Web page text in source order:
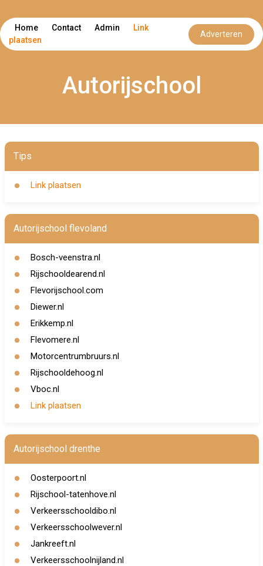
Home Contact Admin
Link
plaatsen
Adverteren
Autorijschool
Tips
Link plaatsen
Autorijschool flevoland
Bosch-veenstra.nl
Rijschooldearend.nl
Flevorijschool.com
Diewer.nl
Erikkemp.nl
Flevomere.nl
Motorcentrumbruurs.nl
Rijschooldehoog.nl
Vboc.nl
Link plaatsen
Autorijschool drenthe
Oosterpoort.nl
Rijschool-tatenhove.nl
Verkeersschooldibo.nl
Verkeersschoolwever.nl
Jankreeft.nl
Verkeersschoolnijland.nl